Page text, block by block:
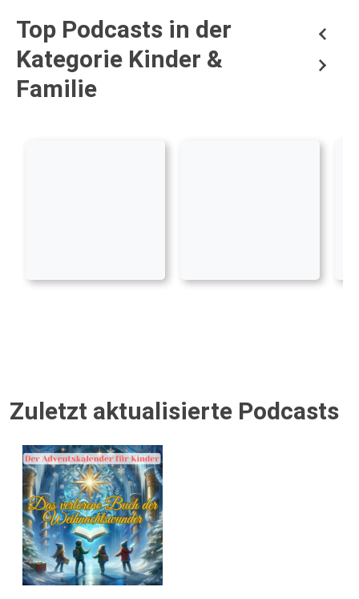
Top Podcasts in der
Kategorie Kinder &
Familie
Zuletzt aktualisierte Podcasts